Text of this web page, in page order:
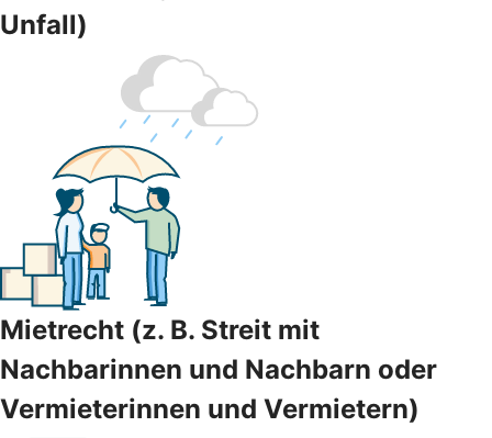
Unfall)
Mietrecht (z. B. Streit mit
Nachbarinnen und Nachbarn oder
Vermieterinnen und Vermietern)